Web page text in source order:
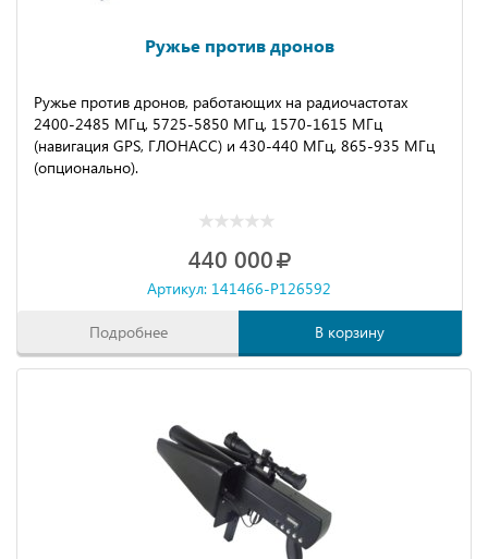
Ружье против дронов
Ружье против дронов, работающих на радиочастотах
2400-2485 МГц, 5725-5850 МГц, 1570-1615 МГц
(навигация GPS, ГЛОНАСС) и 430-440 МГц, 865-935 МГц
(опционально).
440 000
Артикул: 141466-P126592
Подробнее В корзину